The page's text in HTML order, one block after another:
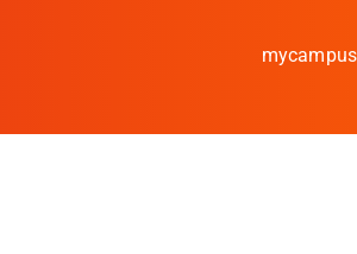
mycampus
Studieren